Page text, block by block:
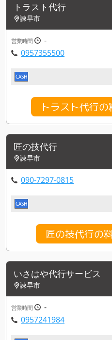
トラスト代行
諫早市
営業時間
-
0957355500
CASH
トラスト代行
匠の技代行
諫早市
090-7297-0815
CASH
匠の技代行の
いさはや代行サービス
諫早市
営業時間
-
0957241984